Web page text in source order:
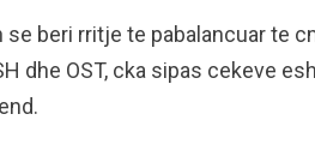
se beri rritje te pabalancuar te
dhe OST, cka sipas cekeve